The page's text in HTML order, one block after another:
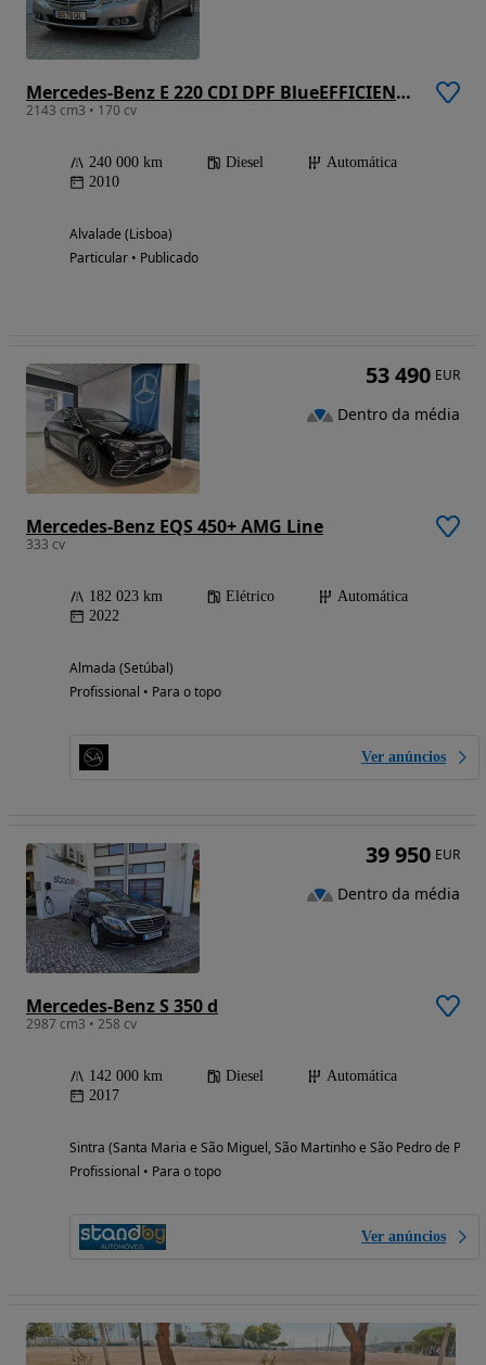
Mercedes-Benz E 220 CDI DPF BlueEFFICIENCY Auto Elegance
2143 cm3 • 170 cv
240 000 km Diesel
Automática
2010
Alvalade (Lisboa)
Particular • Publicado
Mercedes-Benz EQS 450+ AMG Line
333 cv
182 023 km Elétrico
Automática
2022
Almada (Setúbal)
Profissional • Para o topo
Ver anúncios
53 490 EUR
Dentro da média
Mercedes-Benz S 350 d
2987 cm3 • 258 cv
142 000 km Diesel
Automática
2017
Sintra (Santa Maria e São Miguel, São Martinho e São Pedro de
Profissional • Para o topo
Ver anúncios
39 950 EUR
Dentro da média